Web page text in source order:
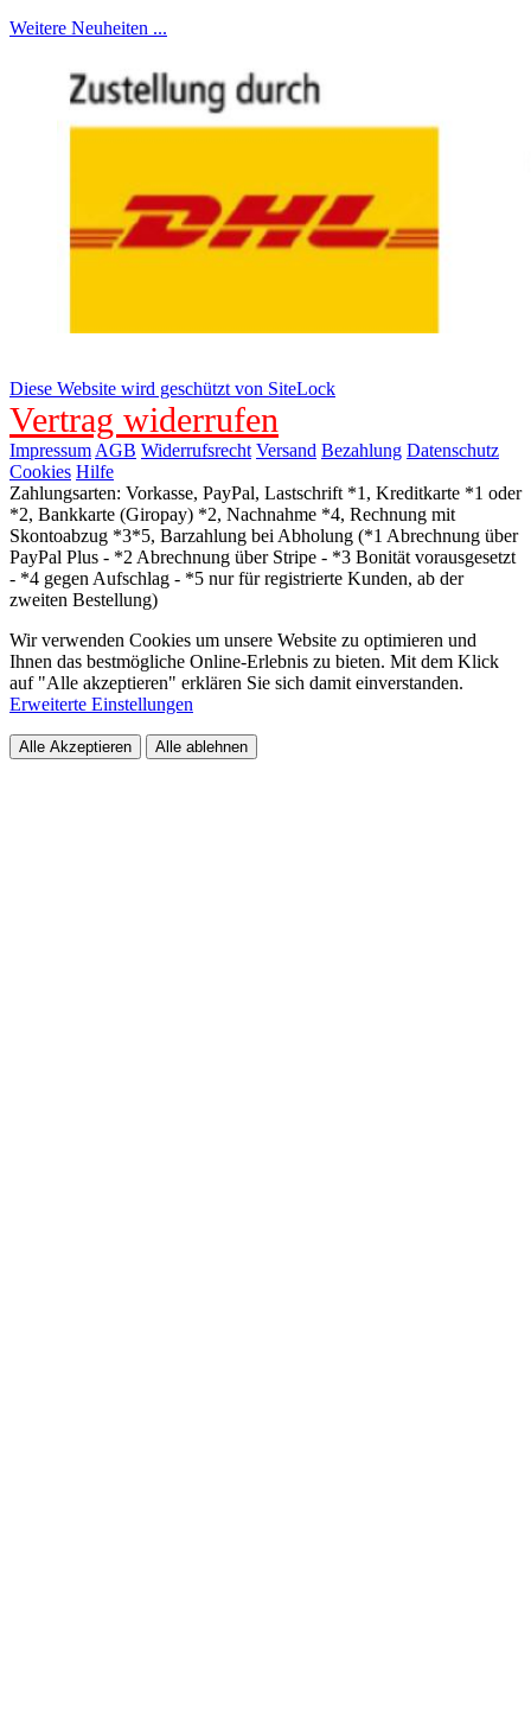
Weitere Neuheiten ...
Diese Website wird geschützt von SiteLock
Vertrag widerrufen
Impressum AGB Widerrufsrecht Versand Bezahlung Datenschutz
Cookies Hilfe
Zahlungsarten: Vorkasse, PayPal, Lastschrift *1, Kreditkarte *1 oder
*2, Bankkarte (Giropay) *2, Nachnahme *4, Rechnung mit
Skontoabzug *3*5, Barzahlung bei Abholung (*1 Abrechnung über
PayPal Plus - *2 Abrechnung über Stripe - *3 Bonität vorausgesetzt
- *4 gegen Aufschlag - *5 nur für registrierte Kunden, ab der
zweiten Bestellung)
Wir verwenden Cookies um unsere Website zu optimieren und
Ihnen das bestmögliche Online-Erlebnis zu bieten. Mit dem Klick
auf "Alle akzeptieren" erklären Sie sich damit einverstanden.
Erweiterte Einstellungen
Alle Akzeptieren Alle ablehnen